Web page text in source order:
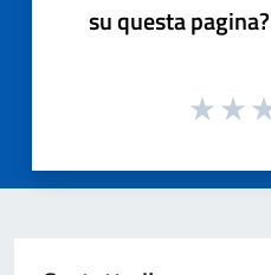
su questa pagina?